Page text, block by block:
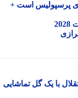
پرسپولیس است +
با یک گل تماشایی